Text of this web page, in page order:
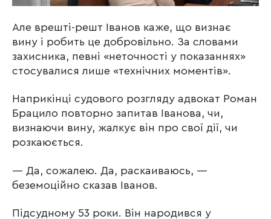
Але врешті-решт Іванов каже, що визнає
вину і робить це добровільно. За словами
захисника, певні «неточності у показаннях»
стосувалися лише «технічних моментів».
Наприкінці судового розгляду адвокат Роман
Брацило повторно запитав Іванова, чи,
визнаючи вину, жалкує він про свої дії, чи
розкаюється.
— Да, сожалею. Да, раскаиваюсь, —
беземоційно сказав Іванов.
Підсудному 53 роки. Він народився у